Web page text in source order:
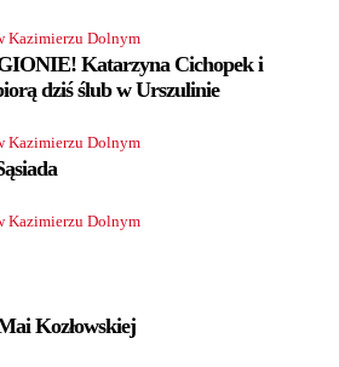
Kazimierzu Dolnym
Katarzyna Cichopek i
dziś ślub w Urszulinie
Kazimierzu Dolnym
Kazimierzu Dolnym
Kozłowskiej